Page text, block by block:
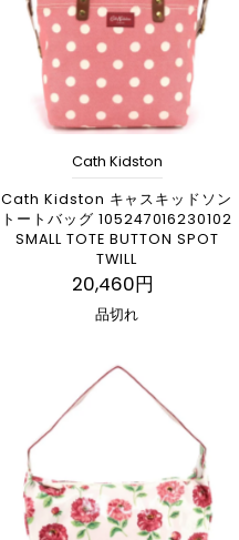
Cath Kidston
Cath Kidston キャスキッドソン
トートバッグ 105247016230102
SMALL TOTE BUTTON SPOT
TWILL
20,460円
品切れ